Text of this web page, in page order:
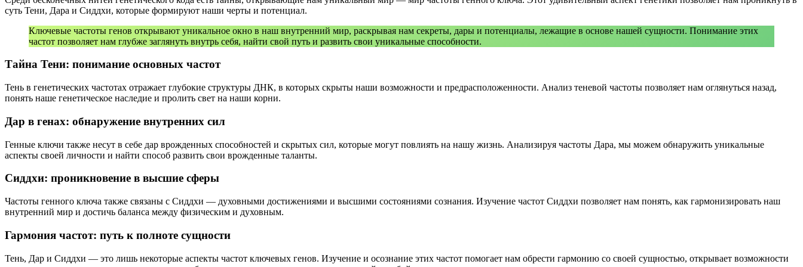
суть Тени, Дара и Сиддхи, которые формируют наши черты и потенциал.
Ключевые частоты генов открывают уникальное окно в наш внутренний мир, раскрывая нам секреты, дары и потенциалы, лежащие в основе нашей сущности. Понимание этих
частот позволяет нам глубже заглянуть внутрь себя, найти свой путь и развить свои уникальные способности.
Тайна Тени: понимание основных частот
Тень в генетических частотах отражает глубокие структуры ДНК, в которых скрыты наши возможности и предрасположенности. Анализ теневой частоты позволяет нам оглянуться назад,
понять наше генетическое наследие и пролить свет на наши корни.
Дар в генах: обнаружение внутренних сил
Генные ключи также несут в себе дар врожденных способностей и скрытых сил, которые могут повлиять на нашу жизнь. Анализируя частоты Дара, мы можем обнаружить уникальные
аспекты своей личности и найти способ развить свои врожденные таланты.
Сиддхи: проникновение в высшие сферы
Частоты генного ключа также связаны с Сиддхи — духовными достижениями и высшими состояниями сознания. Изучение частот Сиддхи позволяет нам понять, как гармонизировать наш
внутренний мир и достичь баланса между физическим и духовным.
Гармония частот: путь к полноте сущности
Тень, Дар и Сиддхи — это лишь некоторые аспекты частот ключевых генов. Изучение и осознание этих частот помогает нам обрести гармонию со своей сущностью, открывает возможности